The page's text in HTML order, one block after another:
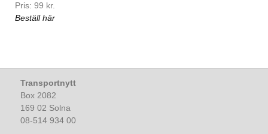
Pris: 99 kr.
Beställ här
Transportnytt
Box 2082
169 02 Solna
08-514 934 00